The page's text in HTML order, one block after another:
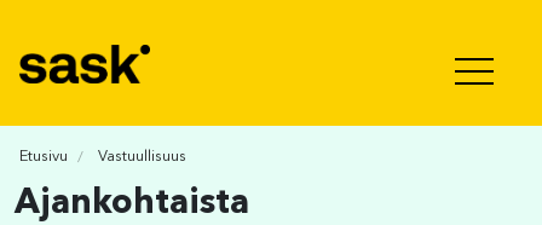
Etusivu Vastuullisuus
Ajankohtaista